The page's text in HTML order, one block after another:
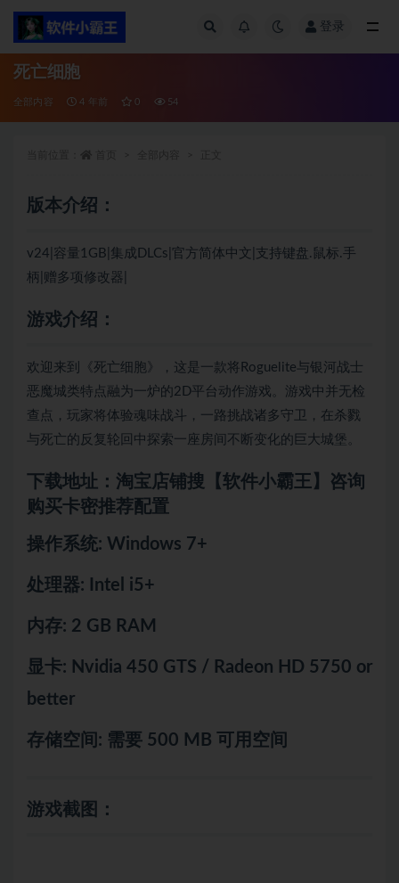
登录
死亡细胞
全部内容 4 年前 0 54
版本介绍：
v24|容量1GB|集成DLCs|官方简体中文|支持键盘.鼠标.手
柄|赠多项修改器|
游戏介绍：
欢迎来到《死亡细胞》，这是一款将Roguelite与银河战士
恶魔城类特点融为一炉的2D平台动作游戏。游戏中并无检
查点，玩家将体验魂味战斗，一路挑战诸多守卫，在杀戮
与死亡的反复轮回中探索一座房间不断变化的巨大城堡。
下载地址：淘宝店铺搜【软件小霸王】咨询
购买卡密推荐配置
操作系统: Windows 7+
处理器: Intel i5+
内存: 2 GB RAM
显卡: Nvidia 450 GTS / Radeon HD 5750 or
better
存储空间: 需要 500 MB 可用空间
游戏截图：